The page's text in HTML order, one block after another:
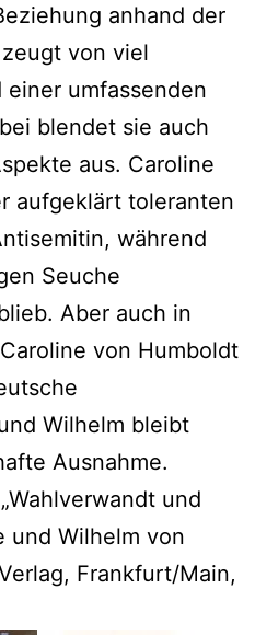
anhand der
von viel
umfassenden
blendet sie auch
aus. Caroline
aufgeklärt toleranten
während
Seuche
Aber auch in
von Humboldt
Wilhelm bleibt
Ausnahme.
und
und Wilhelm von
Frankfurt/Main,